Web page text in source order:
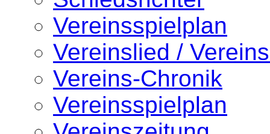
Vereinsspielplan
Vereinslied /
Vereins-Chronik
Vereinsspielplan